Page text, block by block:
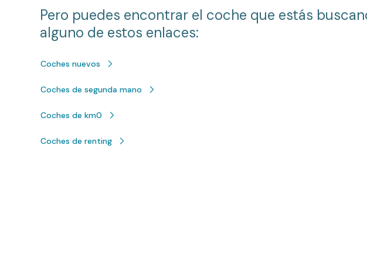
Pero puedes encontrar el coche que estás
alguno de estos enlaces:
Coches nuevos
Coches de segunda mano
Coches de km0
Coches de renting